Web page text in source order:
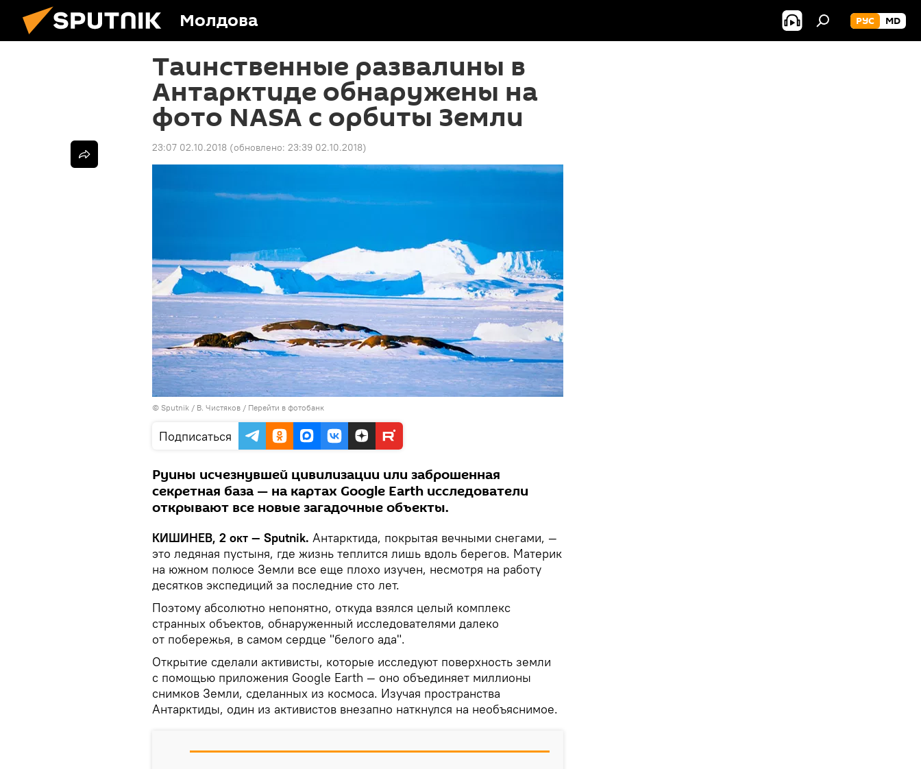
Молдова РУС MD
Таинственные развалины в
Антарктиде обнаружены на
фото NASA с орбиты Земли
23:07 02.10.2018 (обновлено: 23:39 02.10.2018)
© Sputnik / В. Чистяков / Перейти в фотобанк
Подписаться
Руины исчезнувшей цивилизации или заброшенная
секретная база — на картах Google Earth исследователи
открывают все новые загадочные объекты.
КИШИНЕВ, 2 окт — Sputnik. Антарктида, покрытая вечными снегами, —
это ледяная пустыня, где жизнь теплится лишь вдоль берегов. Материк
на южном полюсе Земли все еще плохо изучен, несмотря на работу
десятков экспедиций за последние сто лет.
Поэтому абсолютно непонятно, откуда взялся целый комплекс
странных объектов, обнаруженный исследователями далеко
от побережья, в самом сердце "белого ада".
Открытие сделали активисты, которые исследуют поверхность земли
с помощью приложения Google Earth — оно объединяет миллионы
снимков Земли, сделанных из космоса. Изучая пространства
Антарктиды, один из активистов внезапно наткнулся на необъяснимое.